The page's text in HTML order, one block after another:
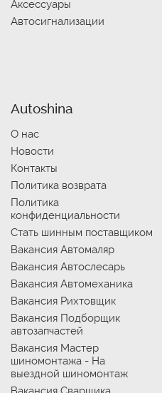
Аксессуары
Автосигнализации
Autoshina
О нас
Новости
Контакты
Политика возврата
Политика
конфиденциальности
Стать шинным поставщиком
Вакансия Автомаляр
Вакансия Автослесарь
Вакансия Автомеханика
Вакансия Рихтовщик
Вакансия Подборщик
автозапчастей
Вакансия Мастер
шиномонтажа - На
выездной шиномонтаж